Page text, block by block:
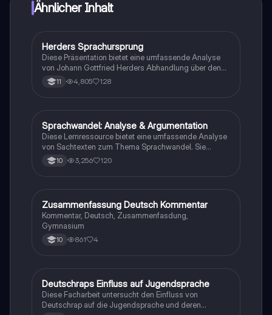
Ähnlicher Inhalt
Deutsch
Herders Sprachursprung
Diese Präsentation bietet eine umfassende Analyse
von Johann Gottfried Herders Abhandlung über den
Ursprung der Sprache. Sie umfasst Herders Biografie,
die beiden Teile der Abhandlung sowie eine
Sprachwissenschaft und Kulturphilosophie. Themen:
Sprachursprung, Sprache und Denken, kulturelle
Identität.
11 4,805 128
Deutsch
Sprachwandel: Analyse & Argumentation
Diese Lernressource bietet eine umfassende Analyse
von Sachtexten zum Thema Sprachwandel. Sie
behandelt rhetorische Mittel,
Argumentationstechniken und die gesellschaftlichen
Textanalyse verbessern möchten. Enthält Beispiele für
linguistische Manipulation und argumentative
Schreibstrategien.
10 3,256 120
Deutsch
Zusammenfassung Deutsch Kommentar
Kommentar, Deutsch, Zusammenfasdung,
Gymnasium
10 861 4
Deutsch
Deutschraps Einfluss auf Jugendsprache
Diese Facharbeit untersucht den Einfluss von
Deutschrap auf die Jugendsprache und deren